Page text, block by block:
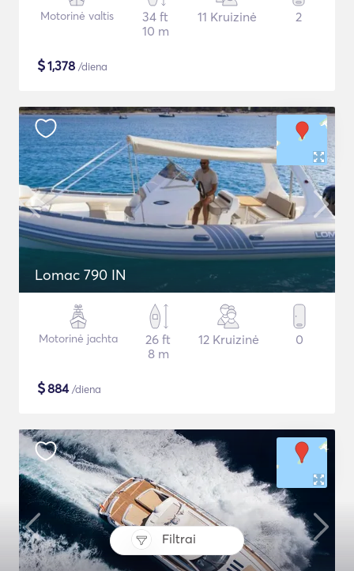
Filtrai
Motorinė valtis
34 ft
10 m
11 Kruizinė 2
$1,378 /diena
Lomac 790 IN
Motorinė jachta
26 ft
8 m
12 Kruizinė 0
$884/diena